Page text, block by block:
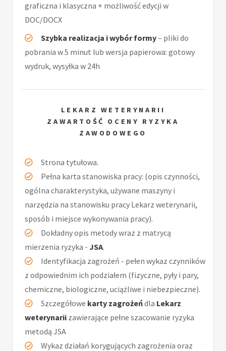
graficzna i klasyczna + możliwość edycji w
DOC/DOCX
Szybka realizacja i wybór formy– pliki do
pobrania w 5 minut lub wersja papierowa: gotowy
wydruk, wysyłka w 24h
LEKARZ WETERYNARII
ZAWARTOŚĆ OCENY RYZYKA
ZAWODOWEGO
Strona tytułowa.
Pełna karta stanowiska pracy: (opis czynności,
ogólna charakterystyka, używane maszyny i
narzędzia na stanowisku pracy Lekarz weterynarii,
sposób i miejsce wykonywania pracy).
Dokładny opis metody wraz z matrycą
mierzenia ryzyka - JSA.
Identyfikacja zagrożeń - pełen wykaz czynników
z odpowiednim ich podziałem (fizyczne, pyły i pary,
chemiczne, biologiczne, uciążliwe i niebezpieczne).
Szczegółowe karty zagrożeńdla Lekarz
weterynarii zawierające pełne szacowanie ryzyka
metodą JSA
Wykaz działań korygujących zagrożenia oraz